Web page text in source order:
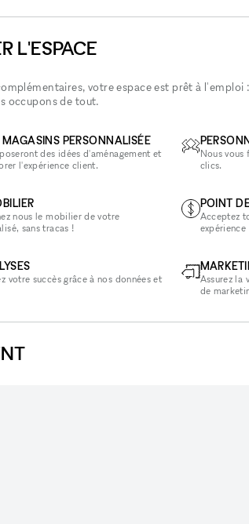
L'ESPACE
votre espace est prêt à
occupons de tout.
PERSONNALISÉE
des idées d'aménagement et
l'expérience client.
nous le mobilier de votre
sans tracas !
votre succès grâce à nos données et
Nous vous
clics.
POINT
Acceptez
Assurez la
de